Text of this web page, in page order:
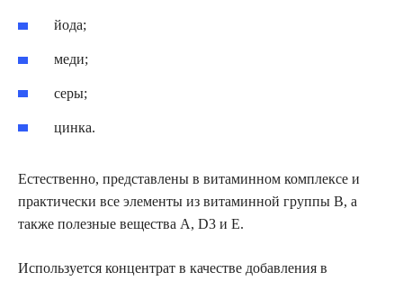
йода;
меди;
серы;
цинка.
Естественно, представлены в витаминном комплексе и
практически все элементы из витаминной группы В, а
также полезные вещества А, D3 и Е.
Используется концентрат в качестве добавления в